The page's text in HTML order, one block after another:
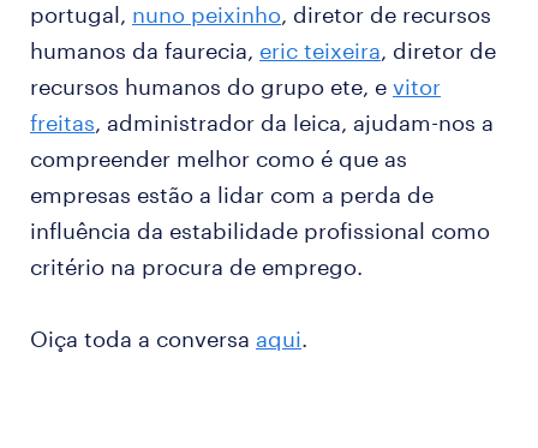
portugal, nuno peixinho, diretor de recursos
humanos da faurecia, eric teixeira, diretor de
recursos humanos do grupo ete, e vitor
freitas, administrador da leica, ajudam-nos a
compreender melhor como é que as
empresas estão a lidar com a perda de
influência da estabilidade profissional como
critério na procura de emprego.
Oiça toda a conversa aqui.